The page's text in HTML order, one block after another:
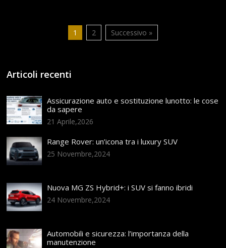
1 2 Successivo »
Articoli recenti
Assicurazione auto e sostituzione lunotto: le cose
da sapere
21 Aprile,2026
Range Rover: un’icona tra i luxury SUV
25 Novembre,2024
Nuova MG ZS Hybrid+: i SUV si fanno ibridi
24 Novembre,2024
Automobili e sicurezza: l’importanza della
manutenzione